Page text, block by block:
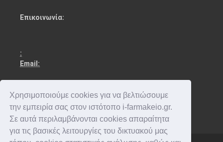
Χρησιμοποιούμε cookies για να βελτιώσουμε
την εμπειρία σας στον ιστότοπο i-farmakeio.gr.
Σε αυτά περιλαμβάνονται cookies απαραίτητα
για τις βασικές λειτουργίες του δικτυακού μας
Επικοινωνία:
:
Email: